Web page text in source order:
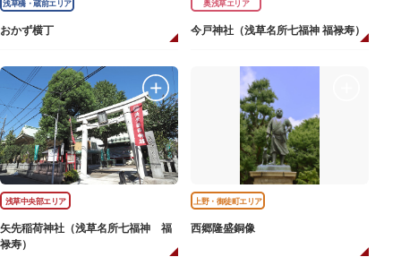
浅草橋・蔵前エリア
おかず横丁
奥浅草エリア
今戸神社（浅草名所七福神 福禄寿）
浅草中央部エリア
矢先稲荷神社（浅草名所七福神 福
禄寿）
上野・御徒町エリア
西郷隆盛銅像